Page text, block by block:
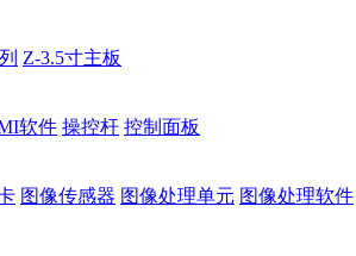
Z-3.5寸主板
软件 操控杆 控制面板
图像传感器 图像处理单元 图像处理软件